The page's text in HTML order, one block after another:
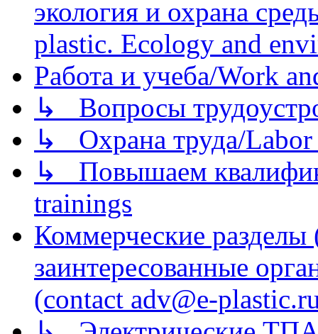
экология и охрана
plastic. Ecology and
Работа и учеба/Work
↳ Вопросы
↳ Охрана труда/Labor
↳ Повышаем
trainings
Коммерческие
заинтересованные
(contact adv@e-